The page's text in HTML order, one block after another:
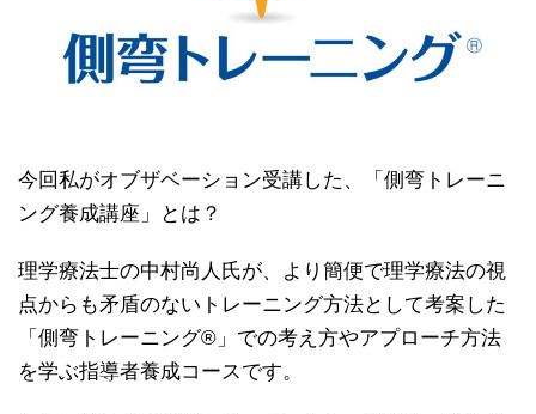
今回私がオブザベーション受講した、「側弯トレーニ
ング養成講座」とは？
理学療法士の中村尚人氏が、より簡便で理学療法の視
点からも矛盾のないトレーニング方法として考案した
「側弯トレーニング®︎」での考え方やアプローチ方法
を学ぶ指導者養成コースです。